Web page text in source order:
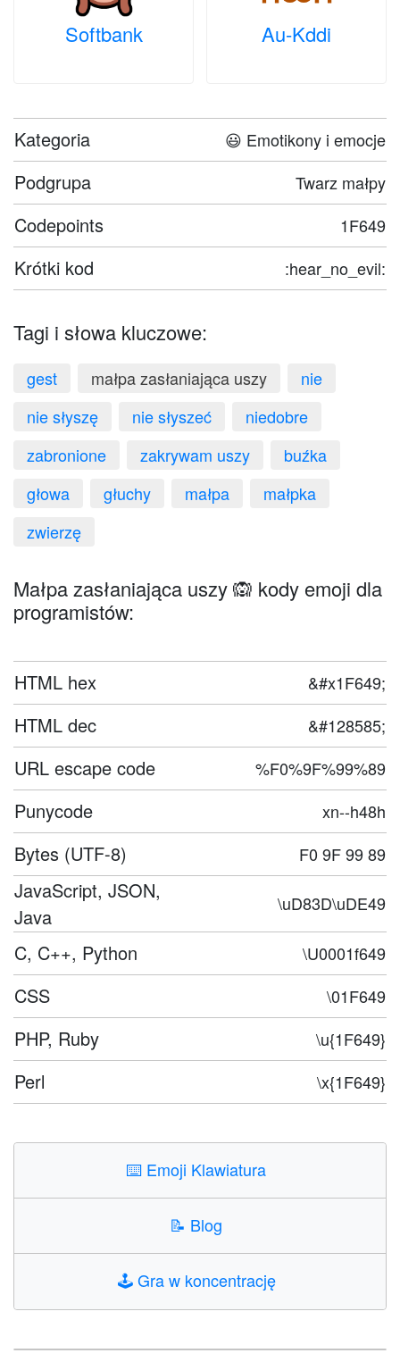
Softbank Au-Kddi
Kategoria 😃 Emotikony i emocje
Podgrupa Twarz małpy
Codepoints 1F649
Krótki kod :hear_no_evil:
Tagi i słowa kluczowe:
gest małpa zasłaniająca uszy
nie
nie słyszę
nie słyszeć
niedobre
zabronione
zakrywam uszy
buźka
głowa
głuchy małpa
małpka
zwierzę
Małpa zasłaniająca uszy 🙉 kody emoji dla
programistów:
HTML hex &#x1F649;
HTML dec &#128585;
URL escape code %F0%9F%99%89
Punycode xn--h48h
Bytes (UTF-8) F0 9F 99 89
JavaScript, JSON,
Java
\uD83D\uDE49
C, C++, Python \U0001f649
CSS \01F649
PHP, Ruby \u{1F649}
Perl \x{1F649}
⌨️ Emoji Klawiatura
📝 Blog
🕹️Gra w koncentrację